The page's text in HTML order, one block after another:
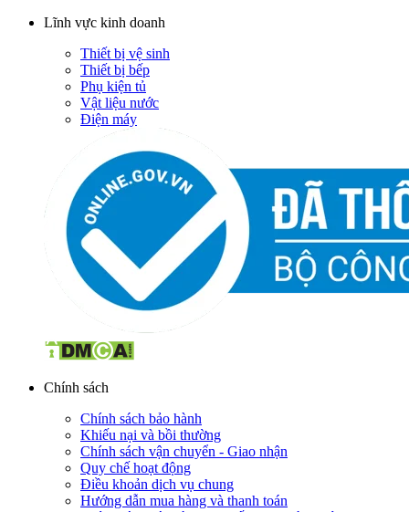
Lĩnh vực kinh doanh
Thiết bị vệ sinh
Thiết bị bếp
Phụ kiện tủ
Vật liệu nước
Điện máy
Chính sách
Chính sách bảo hành
Khiếu nại và bồi thường
Chính sách vận chuyển - Giao nhận
Quy chế hoạt động
Điều khoản dịch vụ chung
Hướng dẫn mua hàng và thanh toán